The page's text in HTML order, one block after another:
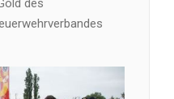
des